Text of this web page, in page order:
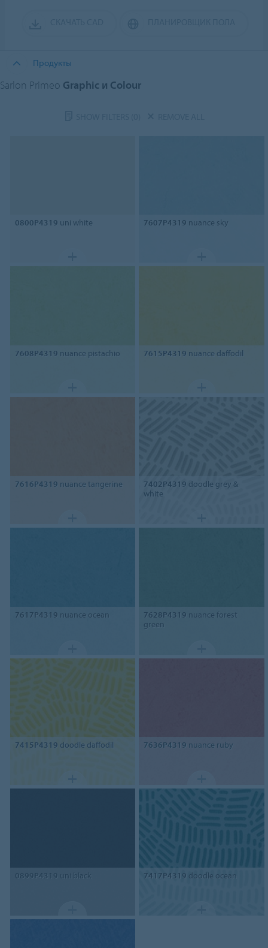
Продукты
Sarlon Primeo Graphic и Colour
0800P4319 uni white 7607P4319 nuance sky
7608P4319 nuance pistachio 7615P4319 nuance daffodil
7616P4319 nuance tangerine 7402P4319 doodle grey &
white
7617P4319 nuance ocean 7628P4319 nuance forest
green
7415P4319 doodle daffodil 7636P4319 nuance ruby
0899P4319 uni black 7417P4319 doodle ocean